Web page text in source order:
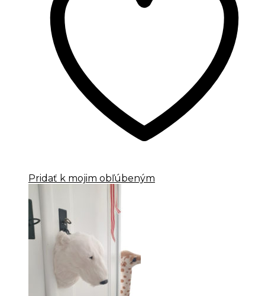
Pridať k mojim obľúbeným